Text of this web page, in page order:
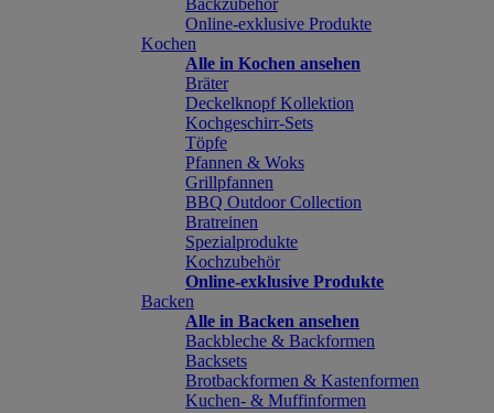
Backzubehör
Online-exklusive Produkte
Kochen
Alle in Kochen ansehen
Bräter
Deckelknopf Kollektion
Kochgeschirr-Sets
Töpfe
Pfannen & Woks
Grillpfannen
BBQ Outdoor Collection
Bratreinen
Spezialprodukte
Kochzubehör
Online-exklusive Produkte
Backen
Alle in Backen ansehen
Backbleche & Backformen
Backsets
Brotbackformen & Kastenformen
Kuchen- & Muffinformen